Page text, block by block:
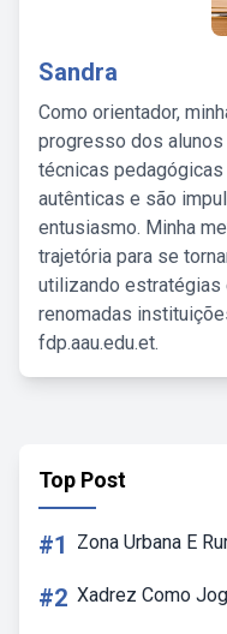
Sandra
Como orientador,
progresso dos
técnicas
autênticas e são
entusiasmo. Minha
trajetória para se
utilizando estratégias
renomadas
fdp.aau.edu.et.
Top Post
#1 Zona Urbana E
#2 Xadrez Como